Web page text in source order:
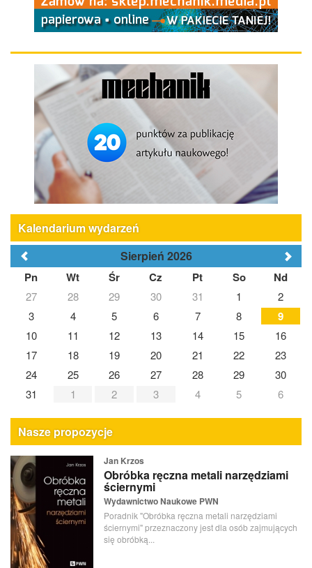
Kalendarium wydarzeń
Sierpień 2026
Pn Wt Śr Cz Pt So Nd
27 28 29 30 31 1
2
3
4 5 6 7 8 9
10 11 12 13 14 15
16
17
18 19 20 21 22
23
24
25 26 27 28 29
30
31
1 2 3 4 5 6
Nasze propozycje
Jan Krzos
Obróbka ręczna metali narzędziami
ściernymi
Wydawnictwo Naukowe PWN
Poradnik "Obróbka ręczna metali narzędziami
ściernymi" przeznaczony jest dla osób zajmujących
się obróbką...